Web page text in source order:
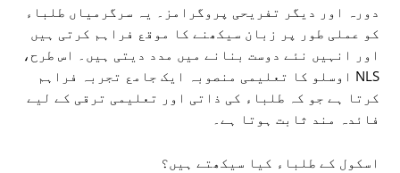
دورہ اور دیگر تفریحی پروگرامز۔ یہ سرگرمیاں طلباء
کو عملی طور پر زبان سیکھنے کا موقع فراہم کرتی ہیں
اور انہیں نئے دوست بنانے میں مدد دیتی ہیں۔ اس طرح،
NLS اوسلو کا تعلیمی منصوبہ ایک جامع تجربہ فراہم
کرتا ہے جو کہ طلباء کی ذاتی اور تعلیمی ترقی کے لیے
فائدہ مند ثابت ہوتا ہے۔
اسکول کے طلباء کیا سیکھتے ہیں؟